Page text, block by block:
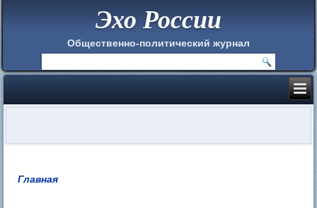
Эхо России
Общественно-политический журнал
Главная